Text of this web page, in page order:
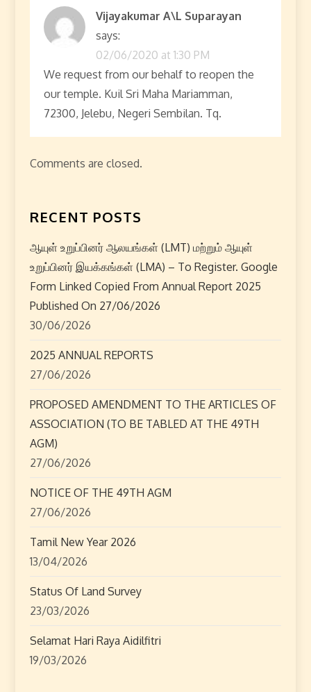
Vijayakumar A\L Suparayan
says:
02/06/2020 at 1:30 PM
We request from our behalf to reopen the
our temple. Kuil Sri Maha Mariamman,
72300, Jelebu, Negeri Sembilan. Tq.
Comments are closed.
RECENT POSTS
ஆயுள் உறுப்பினர் ஆலயங்கள் (LMT) மற்றும் ஆயுள்
உறுப்பினர் இயக்கங்கள் (LMA) – To Register. Google
Form Linked Copied From Annual Report 2025
Published On 27/06/2026
30/06/2026
2025 ANNUAL REPORTS
27/06/2026
PROPOSED AMENDMENT TO THE ARTICLES OF
ASSOCIATION (TO BE TABLED AT THE 49TH
AGM)
27/06/2026
NOTICE OF THE 49TH AGM
27/06/2026
Tamil New Year 2026
13/04/2026
Status Of Land Survey
23/03/2026
Selamat Hari Raya Aidilfitri
19/03/2026